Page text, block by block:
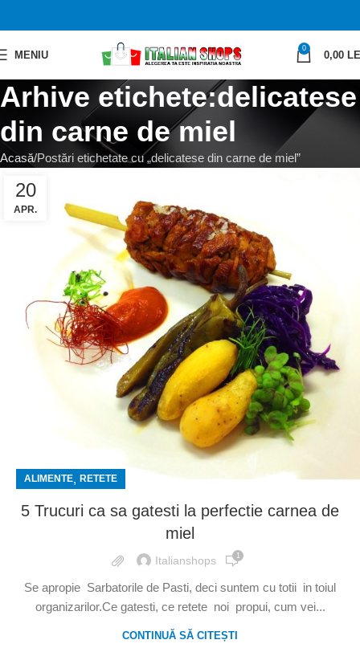
MENIU
0
0,00
Arhive etichete:delicatese
din carne de miel
Acasă Postări etichetate cu „delicatese din carne de miel”
20
APR.
ALIMENTE, RETETE
5 Trucuri ca sa gatesti la perfectie carnea de
miel
Italianshops 1
Se apropie Sarbatorile de Pasti, deci suntem cu totii in toiul
organizarilor.Ce gatesti, ce retete noi propui, cum vei...
CONTINUĂ SĂ CITEȘTI